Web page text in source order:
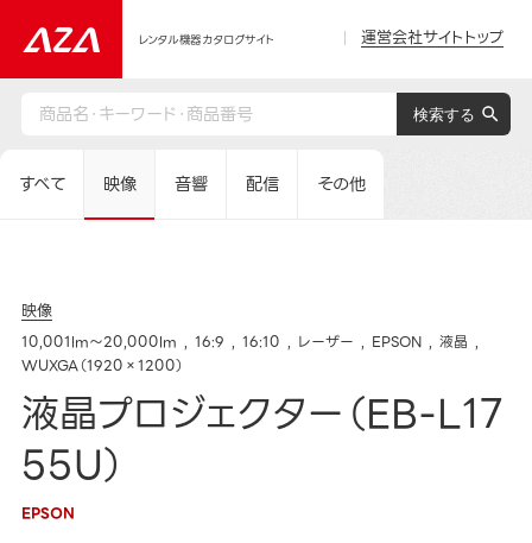
レンタル機器カタログサイト 運営会社サイトトップ
すべて 映像 音響 配信 その他
映像
10,001lm～20,000lm 16:9 16:10 レーザー EPSON
液晶
WUXGA（1920×1200）
液晶プロジェクター（EB-L17
55U）
EPSON